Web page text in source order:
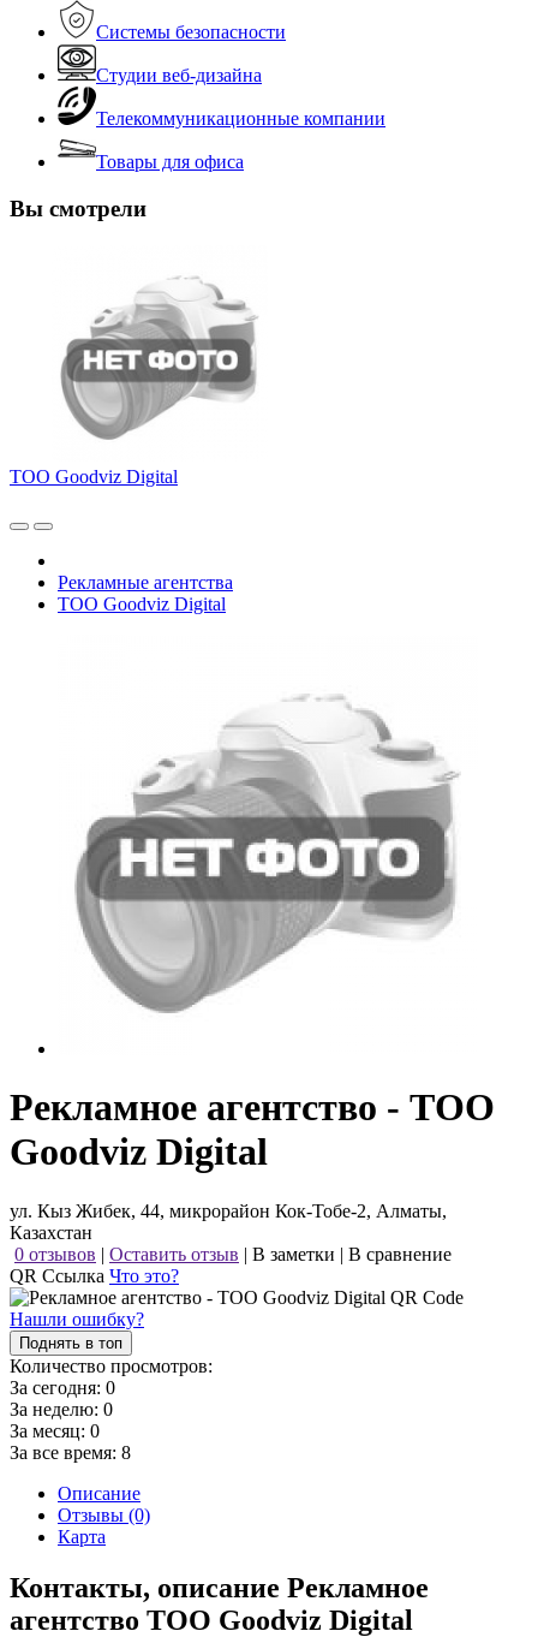
Системы безопасности
Студии веб-дизайна
Телекоммуникационные компании
Товары для офиса
Вы смотрели
ТОО Goodviz Digital
Рекламные агентства
ТОО Goodviz Digital
Рекламное агентство - ТОО
Goodviz Digital
ул. Кыз Жибек, 44, микрорайон Кок-Тобе-2, Алматы,
Казахстан
0 отзывов | Оставить отзыв | В заметки | В сравнение
QR Ссылка Что это?
Нашли ошибку?
Поднять в топ
Количество просмотров:
За сегодня: 0
За неделю: 0
За месяц: 0
За все время: 8
Описание
Отзывы (0)
Карта
Контакты, описание Рекламное
агентство ТОО Goodviz Digital